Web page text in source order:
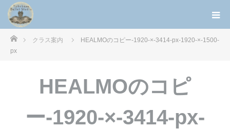
ホームクラス案内
HEALMOのコピー-1920-×-3414-px-1920-×-1500-
px
HEALMOのコピ
ー-1920-×-3414-px-